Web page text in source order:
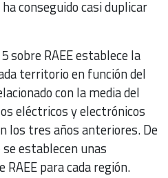
conseguido casi duplicar
sobre RAEE establece la
territorio en función del
con la media del
eléctricos y electrónicos
los tres años anteriores. De
establecen unas
RAEE para cada región.